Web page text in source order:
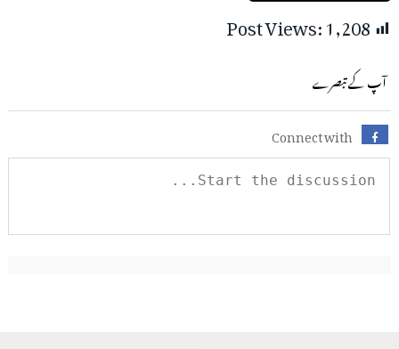
Post Views:1,208
آپ کے تبصرے
Connect with